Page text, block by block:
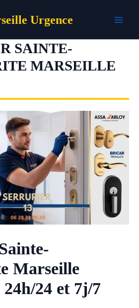
Urgence
SAINTE-
MARSEILLE
Marseille
24 et 7j/7